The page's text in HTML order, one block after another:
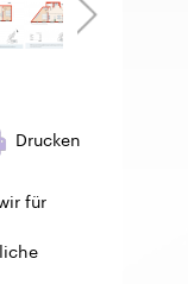
Drucken
für